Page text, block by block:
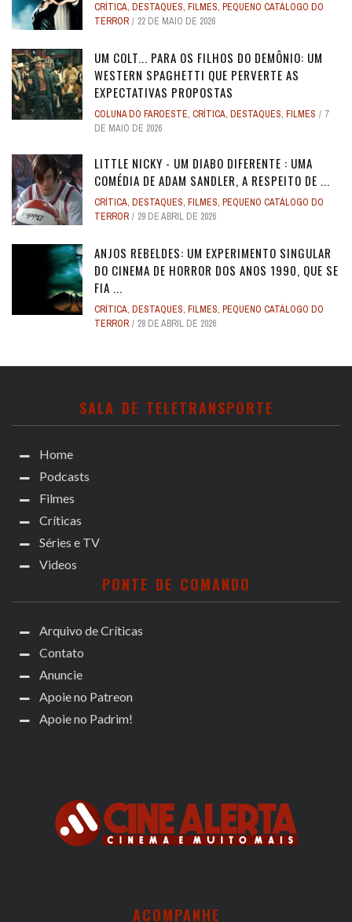
CRÍTICA, DESTAQUES, FILMES, PEQUENO CATÁLOGO DO
TERROR
22 DE MAIO DE 2026
UM COLT... PARA OS FILHOS DO DEMÔNIO: UM
WESTERN SPAGHETTI QUE PERVERTE AS
EXPECTATIVAS PROPOSTAS
COLUNA DO FAROESTE, CRÍTICA, DESTAQUES, FILMES
7
DE MAIO DE 2026
LITTLE NICKY - UM DIABO DIFERENTE : UMA
COMÉDIA DE ADAM SANDLER, A RESPEITO DE ...
CRÍTICA, DESTAQUES, FILMES, PEQUENO CATÁLOGO DO
TERROR
29 DE ABRIL DE 2026
ANJOS REBELDES: UM EXPERIMENTO SINGULAR
DO CINEMA DE HORROR DOS ANOS 1990, QUE SE
FIA ...
CRÍTICA, DESTAQUES, FILMES, PEQUENO CATÁLOGO DO
TERROR
28 DE ABRIL DE 2026
SALA DE TELETRANSPORTE
Home
Podcasts
Filmes
Críticas
Séries e TV
Videos
PONTE DE COMANDO
Arquivo de Críticas
Contato
Anuncie
Apoie no Patreon
Apoie no Padrim!
ACOMPANHE